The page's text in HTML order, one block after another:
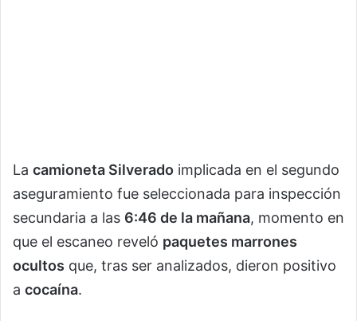
La camioneta Silverado implicada en el segundo
aseguramiento fue seleccionada para inspección
secundaria a las 6:46 de la mañana, momento en
que el escaneo reveló paquetes marrones
ocultos que, tras ser analizados, dieron positivo
a cocaína.